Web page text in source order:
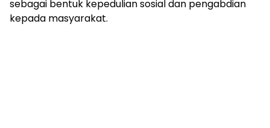
sebagai bentuk kepedulian sosial dan pengabdian
kepada masyarakat.